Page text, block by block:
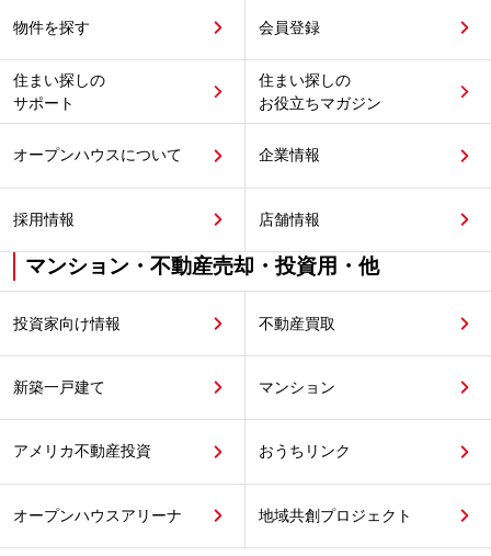
物件を探す 会員登録
住まい探しの
サポート
住まい探しの
お役立ちマガジン
オープンハウスについて 企業情報
採用情報 店舗情報
マンション・不動産売却・投資用・他
投資家向け情報 不動産買取
新築一戸建て マンション
アメリカ不動産投資 おうちリンク
オープンハウスアリーナ 地域共創プロジェクト